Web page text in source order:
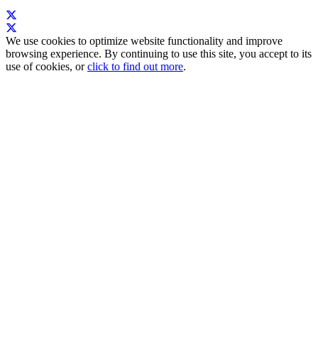
We use cookies to optimize website functionality and improve
browsing experience. By continuing to use this site, you accept to its
use of cookies, orclick to find out more.